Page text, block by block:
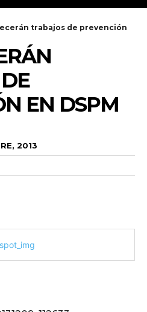
trabajos de prevención
EN DSPM
2013